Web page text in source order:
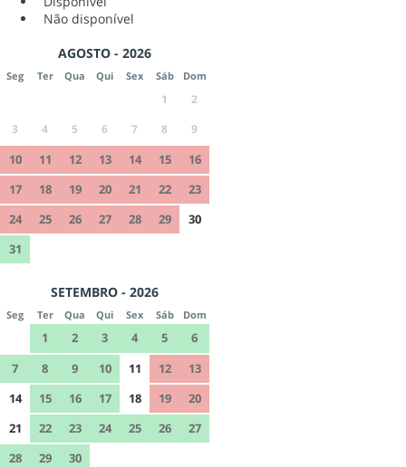
Não disponível
AGOSTO - 2026
Seg Ter Qua Qui Sex Sáb Dom
1
2
3
4 5 6 7 8 9
10 11 12 13 14 15
16
17
18 19 20 21 22
23
24
25 26 27 28 29
30
31
SETEMBRO - 2026
Seg Ter Qua Qui Sex Sáb Dom
1 2 3 4 5
6
7
8 9 10 11 12
13
14
15 16 17 18 19
20
21
22 23 24 25 26
27
28
29 30